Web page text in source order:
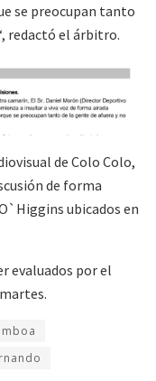
se preocupan tanto
redactó el árbitro.
de Colo Colo,
de forma
ubicados en
evaluados por el